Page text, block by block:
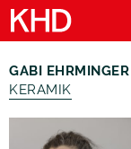
GABI EHRMINGER
KERAMIK